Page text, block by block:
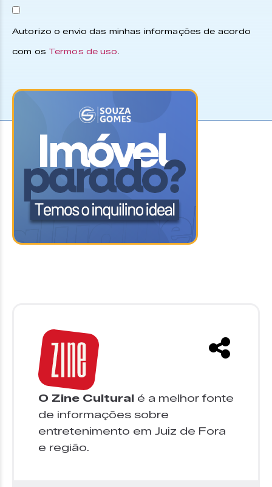
Autorizo o envio das minhas informações de acordo
com os Termos de uso.
O Zine Cultural é a melhor fonte
de informações sobre
entretenimento em Juiz de Fora
e região.